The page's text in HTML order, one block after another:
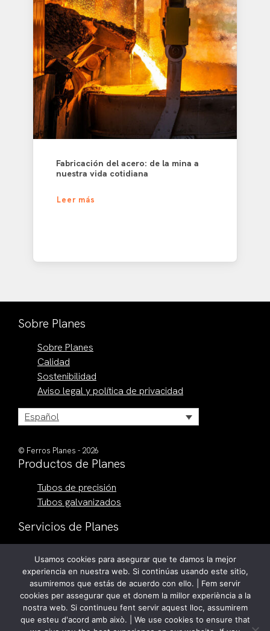
Fabricación del acero: de la mina a
nuestra vida cotidiana
Leer más
Sobre Planes
Sobre Planes
Calidad
Sostenibilidad
Aviso legal y política de privacidad
Español
© Ferros Planes - 2026
Productos de Planes
Tubos de precisión
Tubos galvanizados
Servicios de Planes
Corte a medida
Conformado de extremos
Planchistería
Contacto
Usamos cookies para asegurar que te damos la mejor
experiencia en nuestra web. Si continúas usando este sitio,
asumiremos que estás de acuerdo con ello. | Fem servir
cookies per assegurar que et donem la millor experiència a la
nostra web. Si continueu fent servir aquest lloc, assumirem
que esteu d'acord amb això. | We use cookies to ensure that